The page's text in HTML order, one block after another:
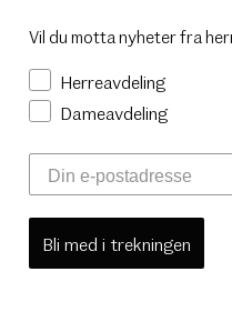
Vil du motta nyheter fra
Herreavdeling
Dameavdeling
Bli med i trekningen